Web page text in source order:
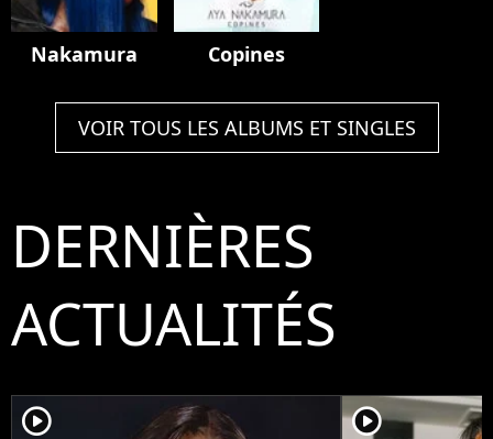
Nakamura Copines
VOIR TOUS LES ALBUMS ET SINGLES
DERNIÈRES
ACTUALITÉS
player2 player2